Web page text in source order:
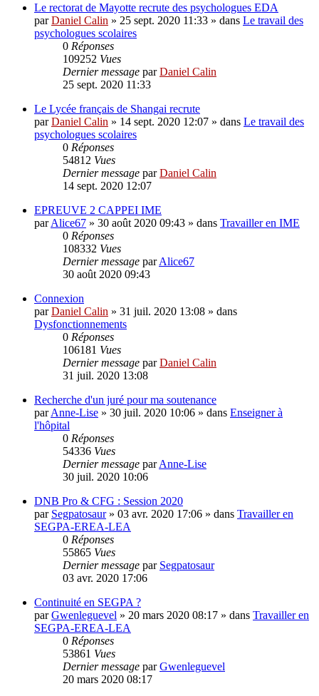
Le rectorat de Mayotte recrute des psychologues EDA
parDaniel Calin » 25 sept. 2020 11:33 » dans Le travail des
psychologues scolaires
0 Réponses
109252 Vues
Dernier message parDaniel Calin
25 sept. 2020 11:33
Le Lycée français de Shangai recrute
parDaniel Calin » 14 sept. 2020 12:07 » dans Le travail des
psychologues scolaires
0 Réponses
54812 Vues
Dernier message parDaniel Calin
14 sept. 2020 12:07
EPREUVE 2 CAPPEI IME
parAlice67 » 30 août 2020 09:43 » dans Travailler en IME
0 Réponses
108332 Vues
Dernier message parAlice67
30 août 2020 09:43
Connexion
parDaniel Calin » 31 juil. 2020 13:08 » dans
Dysfonctionnements
0 Réponses
106181 Vues
Dernier message parDaniel Calin
31 juil. 2020 13:08
Recherche d'un juré pour ma soutenance
parAnne-Lise » 30 juil. 2020 10:06 » dans Enseigner à
l'hôpital
0 Réponses
54336 Vues
Dernier message parAnne-Lise
30 juil. 2020 10:06
DNB Pro & CFG : Session 2020
par Segpatosaur» 03 avr. 2020 17:06 » dans Travailler en
SEGPA-EREA-LEA
0 Réponses
55865 Vues
Dernier message par Segpatosaur
03 avr. 2020 17:06
Continuité en SEGPA ?
parGwenleguevel » 20 mars 2020 08:17 » dans Travailler en
SEGPA-EREA-LEA
0 Réponses
53861 Vues
Dernier message parGwenleguevel
20 mars 2020 08:17